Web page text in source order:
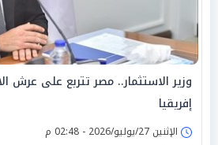
وزير الاستثمار.. مصر تتربع على عرش
إفريقيا
الإثنين 27/يوليو/2026 - 02:48 م